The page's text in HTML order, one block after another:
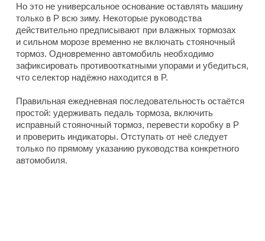
Но это не универсальное основание оставлять машину
только в P всю зиму. Некоторые руководства
действительно предписывают при влажных тормозах
и сильном морозе временно не включать стояночный
тормоз. Одновременно автомобиль необходимо
зафиксировать противооткатными упорами и убедиться,
что селектор надёжно находится в P.
Правильная ежедневная последовательность остаётся
простой: удерживать педаль тормоза, включить
исправный стояночный тормоз, перевести коробку в P
и проверить индикаторы. Отступать от неё следует
только по прямому указанию руководства конкретного
автомобиля.